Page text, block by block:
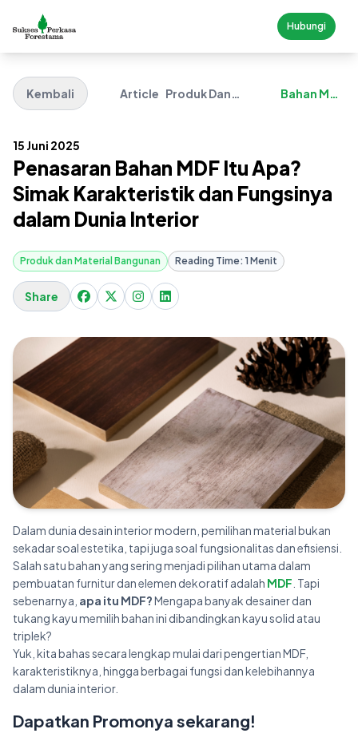
Hubungi
Kembali Article Produk Dan
Bahan Mdf
15 Juni 2025
Penasaran Bahan MDF Itu Apa?
Simak Karakteristik dan Fungsinya
dalam Dunia Interior
Produk dan Material Bangunan Reading Time: 1 Menit
Share
Dalam dunia desain interior modern, pemilihan material bukan
sekadar soal estetika, tapi juga soal fungsionalitas dan efisiensi.
Salah satu bahan yang sering menjadi pilihan utama dalam
pembuatan furnitur dan elemen dekoratif adalah MDF . Tapi
sebenarnya, apa itu MDF?Mengapa banyak desainer dan
tukang kayu memilih bahan ini dibandingkan kayu solid atau
triplek?
Yuk, kita bahas secara lengkap mulai dari pengertian MDF,
karakteristiknya, hingga berbagai fungsi dan kelebihannya
dalam dunia interior.
Dapatkan Promonya sekarang!